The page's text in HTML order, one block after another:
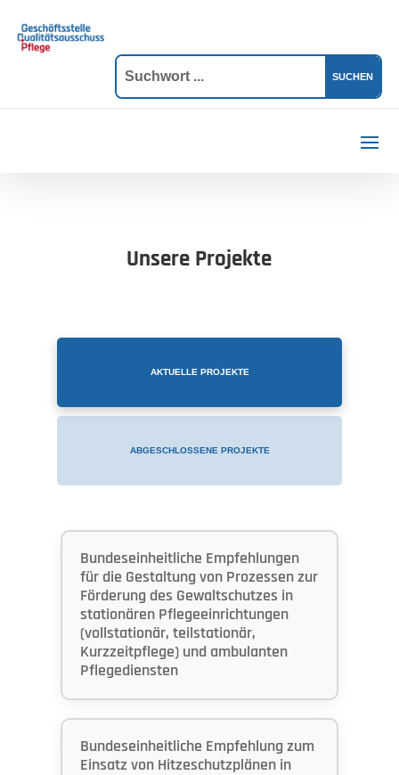
Unsere Projekte
AKTUELLE PROJEKTE
ABGESCHLOSSENE PROJEKTE
Bundeseinheitliche Empfehlungen
für die Gestaltung von Prozessen zur
Förderung des Gewaltschutzes in
stationären Pflegeeinrichtungen
(vollstationär, teilstationär,
Kurzzeitpflege) und ambulanten
Pflegediensten
Bundeseinheitliche Empfehlung zum
Einsatz von Hitzeschutzplänen in